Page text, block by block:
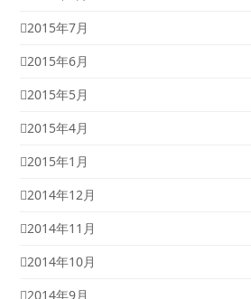
2015年7月
2015年6月
2015年5月
2015年4月
2015年1月
2014年12月
2014年11月
2014年10月
2014年9月